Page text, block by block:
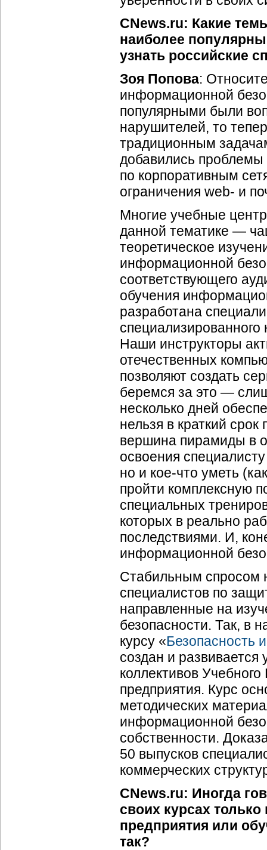
CNews.ru: Какие
наиболее
узнать российские
Зоя Попова:
информационной
популярными были
нарушителей, то
традиционным
добавились
по корпоративным
ограничения web- и
Многие учебные
данной тематике —
теоретическое
информационной
соответствующего
обучения
разработана
Наши инструкторы
отечественных
позволяют создать
беремся за это —
несколько дней
нельзя в краткий
вершина пирамиды в
освоения
но и кое-что уметь
пройти комплексную
специальных
которых в реально
последствиями. И,
информационной
Стабильным спросом
специалистов по
направленные на
безопасности. Так, в
курсу «Безопасность
создан и развивается
коллективов
предприятия. Курс
методических
информационной
собственности.
50 выпусков
коммерческих
CNews.ru: Иногда
своих курсах
предприятия или
так?